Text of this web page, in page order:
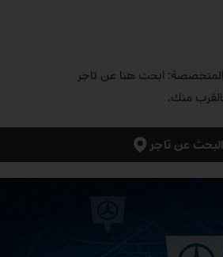
ابحث هنا عن تاجر
البحث عن تاجر